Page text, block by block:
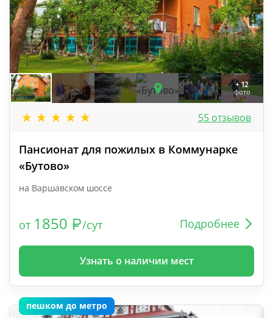
+ 12
фото
55 отзывов
Пансионат для пожилых в Коммунарке
«Бутово»
на Варшавском шоссе
от 1850 /сут Подробнее
Узнать о наличии мест
пешком до метро